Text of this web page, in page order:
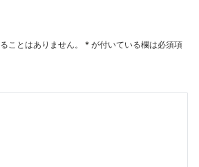
ことはありません。 * が付いている欄は必須項